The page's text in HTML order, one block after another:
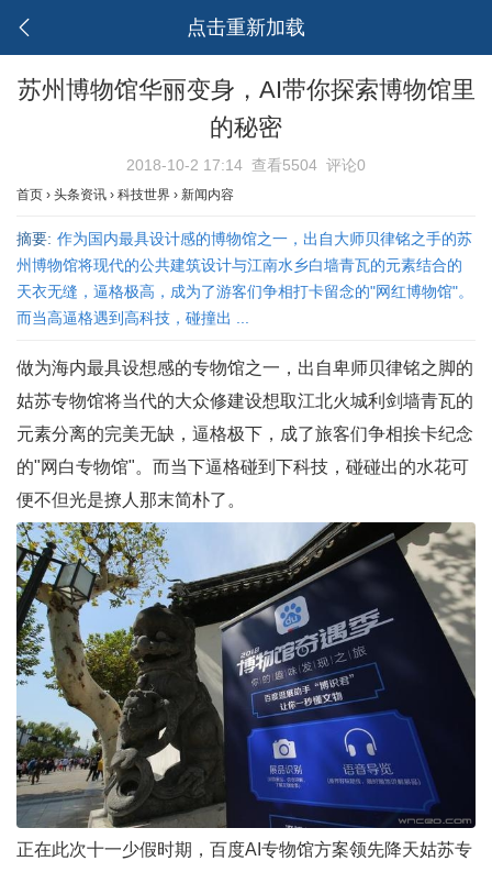
点击重新加载
苏州博物馆华丽变身，AI带你探索博物馆里
的秘密
2018-10-2 17:14 查看5504 评论0
首页 › 头条资讯 › 科技世界 › 新闻内容
摘要: 作为国内最具设计感的博物馆之一，出自大师贝律铭之手的苏
州博物馆将现代的公共建筑设计与江南水乡白墙青瓦的元素结合的
天衣无缝，逼格极高，成为了游客们争相打卡留念的"网红博物馆"。
而当高逼格遇到高科技，碰撞出 ...
做为海内最具设想感的专物馆之一，出自卑师贝律铭之脚的
姑苏专物馆将当代的大众修建设想取江北火城利剑墙青瓦的
元素分离的完美无缺，逼格极下，成了旅客们争相挨卡纪念
的"网白专物馆"。而当下逼格碰到下科技，碰碰出的水花可
便不但光是撩人那末简朴了。
正在此次十一少假时期，百度AI专物馆方案领先降天姑苏专